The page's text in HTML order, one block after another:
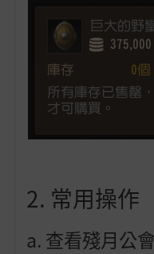
2. 常用操作
a. 查看殘月公